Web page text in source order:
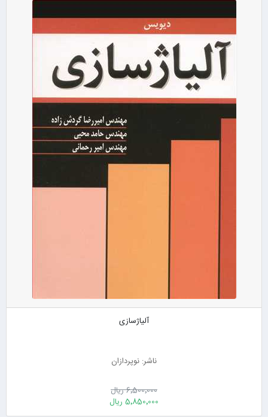
آلیاژسازی
ناشر: نوپردازان
6٬500٬000 ریال
5٬850٬000 ریال